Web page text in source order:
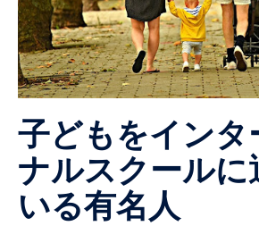
子どもをインタ
ナルスクールに
いる有名人